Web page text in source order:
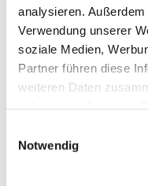
analysieren.
Verwendung unserer
soziale Medien,
Partner führen diese
weiteren Daten
Notwendig
Dies